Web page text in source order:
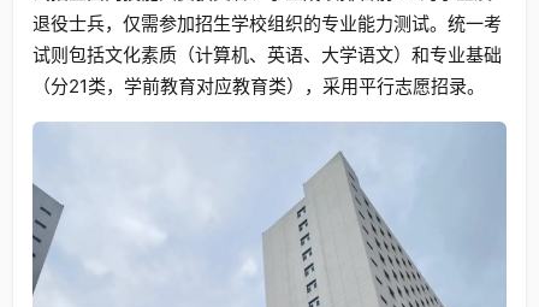
退役士兵，仅需参加招生学校组织的专业能力测试。统一考
试则包括文化素质（计算机、英语、大学语文）和专业基础
（分21类，学前教育对应教育类），采用平行志愿招录。